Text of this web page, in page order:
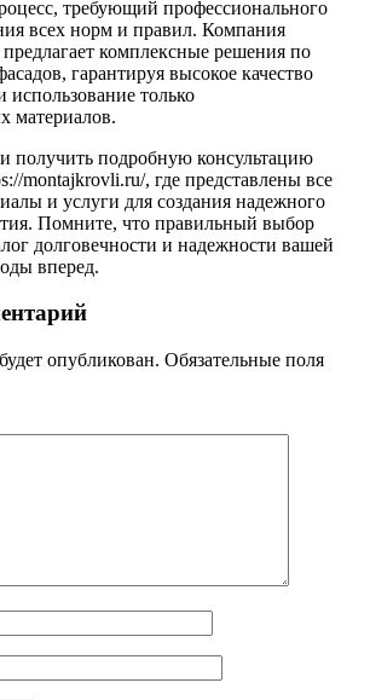
требующий профессионального
всех норм и правил. Компания
комплексные решения по
гарантируя высокое качество
только
материалов.
получить подробную консультацию
montajkrovli.ru/, где представлены все
и услуги для создания надежного
Помните, что правильный выбор
долговечности и надежности вашей
вперед.
опубликован. Обязательные поля